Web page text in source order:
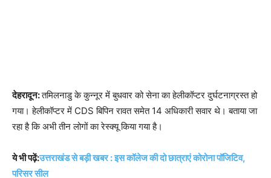
देहरादून:तमिलनाडु के कुन्नूर में बुधवार को सेना का हेलीकॉप्टर दुर्घटनाग्रस्त हो
गया। हेलीकॉप्टर में CDS बिपिन रावत समेत 14 अधिकारी सवार थे। बताया जा
रहा है कि अभी तीन लोगों का रेस्क्यू किया गया है।
ये भी पढ़ें:उत्तराखंड से बड़ी खबर : इस कॉलेज की दो छात्राएं कोरोना पॉजिटिव,
परिसर सील